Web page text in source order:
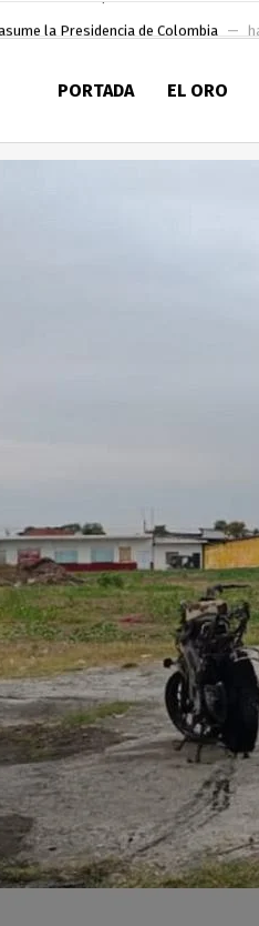
de Carlos Rodríguez para la Alcaldía
en riesgo por El Niño hace
Club inicia su camino en la Serie A
especializada con su Maestría en
político con RC, socialismo y
propaganda electoral
2026-2027, fue posesionado
candidatura a la alcaldía de Machala
PORTADA EL ORO